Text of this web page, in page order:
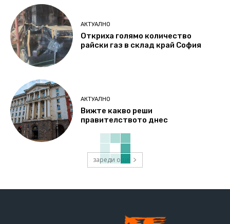
АКТУАЛНО
Откриха голямо количество
райски газ в склад край София
АКТУАЛНО
Вижте какво реши
правителството днес
зареди още